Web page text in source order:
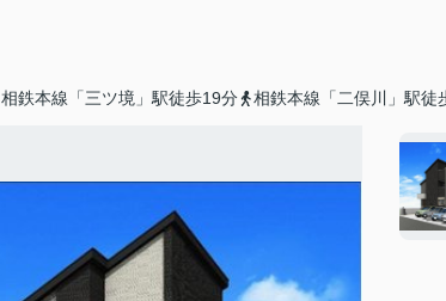
相鉄本線「三ツ境」駅徒歩19分 相鉄本線「二俣川」駅徒